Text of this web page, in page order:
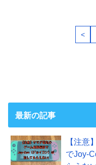
<
最新の記事
【注意
でJoy-